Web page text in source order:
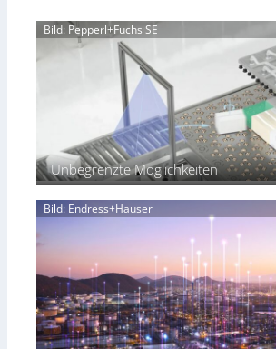
z
ü
r
d
e
-
Ä
r
a
Bild: Pepperl+Fuchs SE
Unbegrenzte Möglichkeiten
Bild: Endress+Hauser